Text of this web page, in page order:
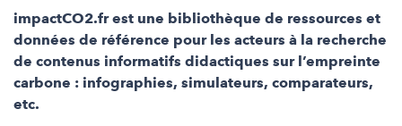
impactCO2.fr est une bibliothèque de ressources et
données de référence pour les acteurs à la recherche
de contenus informatifs didactiques sur l’empreinte
carbone : infographies, simulateurs, comparateurs,
etc.